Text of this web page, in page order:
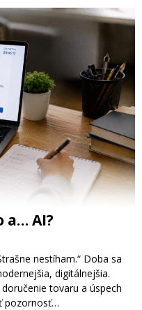
a… AI?
nestíham.“ Doba sa
digitálnejšia.
tovaru a úspech
pozornosť…